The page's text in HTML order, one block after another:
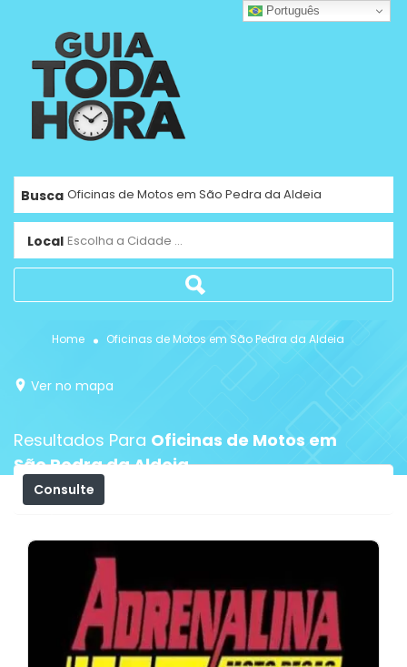
Busca
Local Escolha a Cidade ...
Home Oficinas de Motos em São Pedra da Aldeia
Ver no mapa
Resultados Para Oficinas de Motos em
São Pedra da Aldeia
Consulte
Português